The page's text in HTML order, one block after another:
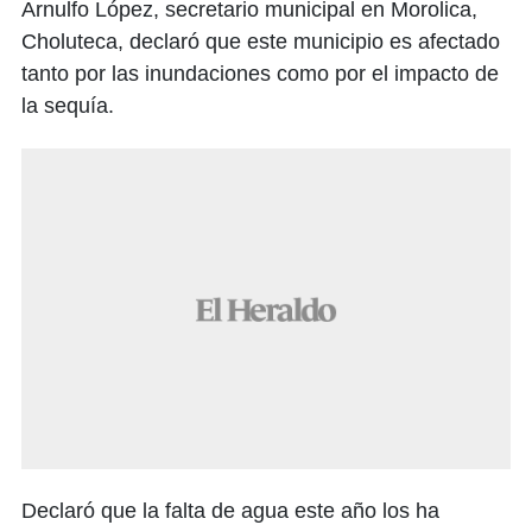
Arnulfo López, secretario municipal en Morolica,
Choluteca, declaró que este municipio es afectado
tanto por las inundaciones como por el impacto de
la sequía.
Declaró que la falta de agua este año los ha